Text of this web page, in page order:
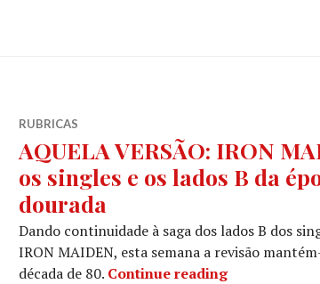
RUBRICAS
AQUELA VERSÃO: IRON
os singles e os lados B da
dourada
Dando continuidade à saga dos lados B dos
IRON MAIDEN, esta semana a revisão
década de 80. Continue readingAQUELA